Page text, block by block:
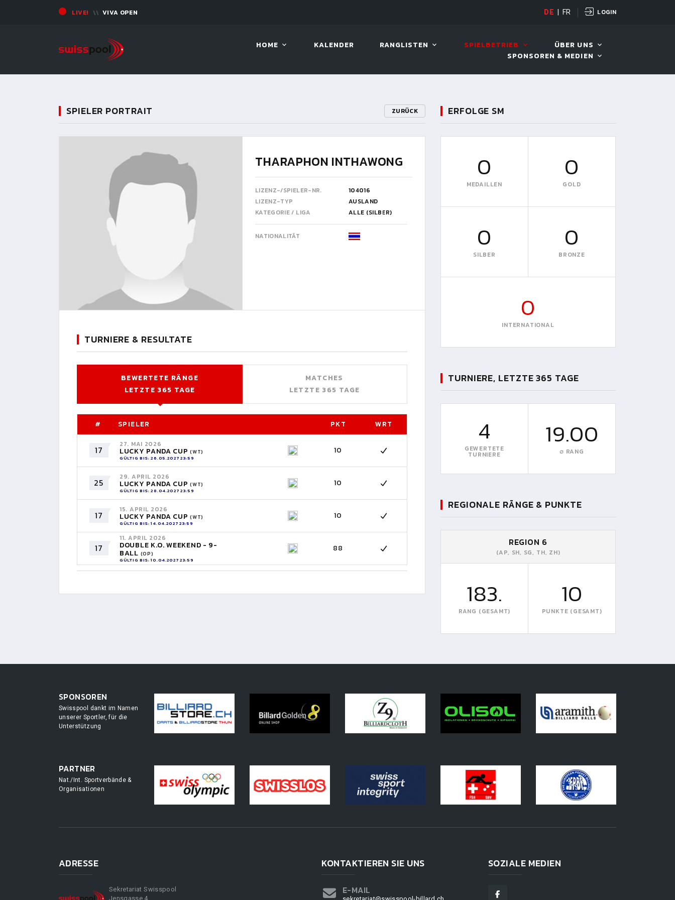
LIVE! VIVA OPEN LIVE! VIVA OPEN
DE FR LOGIN
HOME KALENDER RANGLISTEN SPIELBETRIEB
ÜBER UNS
SPONSOREN & MEDIEN
SPIELER PORTRAIT ZURÜCK
THARAPHON INTHAWONG
LIZENZ-/SPIELER-NR.
104016
LIZENZ-TYP
AUSLAND
KATEGORIE / LIGA
ALLE (SILBER)
NATIONALITÄT
TURNIERE & RESULTATE
BEWERTETE RÄNGE
LETZTE 365 TAGE
MATCHES
LETZTE 365 TAGE
# SPIELER PKT WRT
17
27. MAI 2026
LUCKY PANDA CUP(WT)
GÜLTIG BIS: 26.05.2027 23:59
10
25
29. APRIL 2026
LUCKY PANDA CUP(WT)
GÜLTIG BIS: 28.04.2027 23:59
10
17
15. APRIL 2026
LUCKY PANDA CUP(WT)
GÜLTIG BIS: 14.04.2027 23:59
10
17
11. APRIL 2026
DOUBLE K.O. WEEKEND - 9-
BALL (OP)
GÜLTIG BIS: 10.04.2027 23:59
88
ERFOLGE SM
0
MEDAILLEN
0
GOLD
0
SILBER
0
BRONZE
0
INTERNATIONAL
TURNIERE, LETZTE 365 TAGE
4
GEWERTETE
TURNIERE
19.00
∅ RANG
REGIONALE RÄNGE & PUNKTE
REGION 6
(AP, SH, SG, TH, ZH)
183.
RANG (GESAMT)
10
PUNKTE (GESAMT)
SPONSOREN
Swisspool dankt im Namen
unserer Sportler, für die
Unterstützung
PARTNER
Nat./Int. Sportverbände &
Organisationen
ADRESSE
Sekretariat Swisspool
Jensgasse 4
KONTAKTIEREN SIE UNS
E-MAIL
SOZIALE MEDIEN